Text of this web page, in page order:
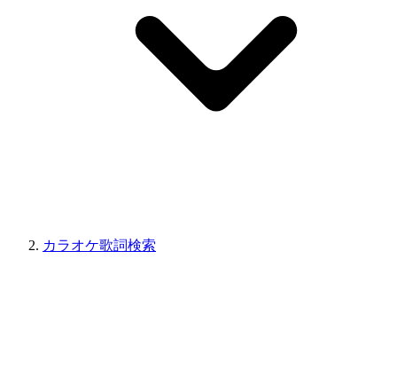
カラオケ歌詞検索